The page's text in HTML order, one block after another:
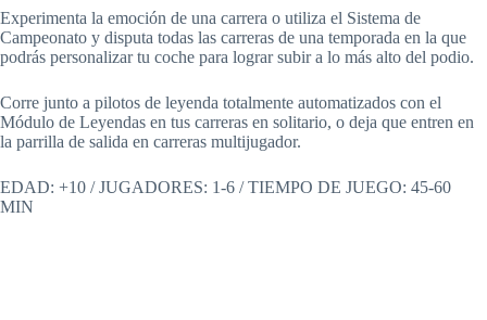
Experimenta la emoción de una carrera o utiliza el Sistema de
Campeonato y disputa todas las carreras de una temporada en la que
podrás personalizar tu coche para lograr subir a lo más alto del podio.
Corre junto a pilotos de leyenda totalmente automatizados con el
Módulo de Leyendas en tus carreras en solitario, o deja que entren en
la parrilla de salida en carreras multijugador.
EDAD: +10 / JUGADORES: 1-6 / TIEMPO DE JUEGO: 45-60
MIN